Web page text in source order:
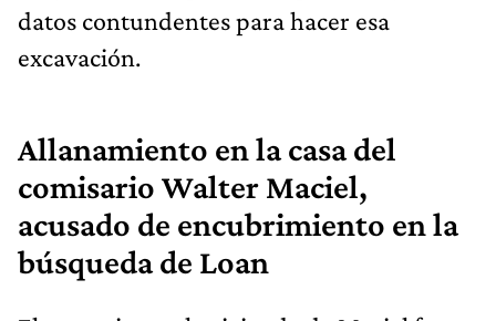
datos contundentes para hacer esa
excavación.
Allanamiento en la casa del
comisario Walter Maciel,
acusado de encubrimiento en la
búsqueda de Loan